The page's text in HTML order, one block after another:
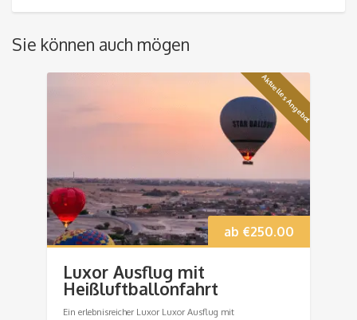
Sie können auch mögen
Aktuelles Angebot
ab €250.00
Luxor Ausflug mit
Heißluftballonfahrt
Ein erlebnisreicher Luxor Luxor Ausflug mit